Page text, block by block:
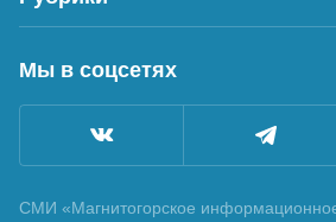
Мы в соцсетях
СМИ «Магнитогорское информационное